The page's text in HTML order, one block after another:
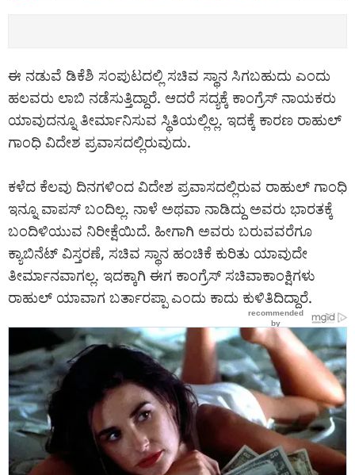
ಈ ನಡುವೆ ಡಿಕೆಶಿ ಸಂಪುಟದಲ್ಲಿ ಸಚಿವ ಸ್ಥಾನ ಸಿಗಬಹುದು ಎಂದು
ಹಲವರು ಲಾಬಿ ನಡೆಸುತ್ತಿದ್ದಾರೆ. ಆದರೆ ಸದ್ಯಕ್ಕೆ ಕಾಂಗ್ರೆಸ್ ನಾಯಕರು
ಯಾವುದನ್ನೂ ತೀರ್ಮಾನಿಸುವ ಸ್ಥಿತಿಯಲ್ಲಿಲ್ಲ. ಇದಕ್ಕೆ ಕಾರಣ ರಾಹುಲ್
ಗಾಂಧಿ ವಿದೇಶ ಪ್ರವಾಸದಲ್ಲಿರುವುದು.
ಕಳೆದ ಕೆಲವು ದಿನಗಳಿಂದ ವಿದೇಶ ಪ್ರವಾಸದಲ್ಲಿರುವ ರಾಹುಲ್ ಗಾಂಧಿ
ಇನ್ನೂ ವಾಪಸ್ ಬಂದಿಲ್ಲ. ನಾಳೆ ಅಥವಾ ನಾಡಿದ್ದು ಅವರು ಭಾರತಕ್ಕೆ
ಬಂದಿಳಿಯುವ ನಿರೀಕ್ಷೆಯಿದೆ. ಹೀಗಾಗಿ ಅವರು ಬರುವವರೆಗೂ
ಕ್ಯಾಬಿನೆಟ್ ವಿಸ್ತರಣೆ, ಸಚಿವ ಸ್ಥಾನ ಹಂಚಿಕೆ ಕುರಿತು ಯಾವುದೇ
ತೀರ್ಮಾನವಾಗಲ್ಲ. ಇದಕ್ಕಾಗಿ ಈಗ ಕಾಂಗ್ರೆಸ್ ಸಚಿವಾಕಾಂಕ್ಷಿಗಳು
ರಾಹುಲ್ ಯಾವಾಗ ಬರ್ತಾರಪ್ಪಾ ಎಂದು ಕಾದು ಕುಳಿತಿದಿದ್ದಾರೆ.